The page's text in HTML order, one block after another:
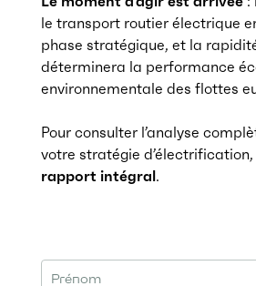
le transport routier électrique
phase stratégique, et la
déterminera la performance
environnementale des flottes
Pour consulter l’analyse
votre stratégie d’électrification,
rapport intégral.